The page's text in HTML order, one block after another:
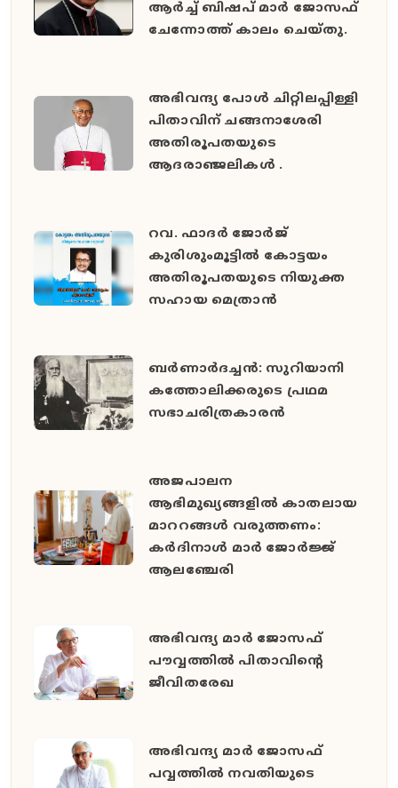
ആർച്ച് ബിഷപ് മാർ ജോസഫ്
ചേന്നോത്ത് കാലം ചെയ്തു.
അഭിവന്ദ്യ പോള്‍ ചിറ്റിലപ്പിള്ളി
പിതാവിന് ചങ്ങനാശേരി
അതിരൂപതയുടെ
ആദരാഞ്ജലികൾ .
റവ. ഫാദർ ജോർജ്
കുരിശുംമൂട്ടിൽ കോട്ടയം
അതിരൂപതയുടെ നിയുക്ത
സഹായ മെത്രാൻ
ബർണാർദച്ചൻ: സുറിയാനി
കത്തോലിക്കരുടെ പ്രഥമ
സഭാചരിത്രകാരൻ
അജപാലന
ആഭിമുഖ്യങ്ങളില്‍ കാതലായ
മാററങ്ങള്‍ വരുത്തണം:
കര്‍ദിനാള്‍ മാര്‍ ജോര്‍ജ്ജ്
ആലഞ്ചേരി
അഭിവന്ദ്യ മാർ ജോസഫ്
പൗവ്വത്തിൽ പിതാവിന്‍റെ
ജീവിതരേഖ
അഭിവന്ദ്യ മാർ ജോസഫ്
പവ്വത്തിൽ നവതിയുടെ